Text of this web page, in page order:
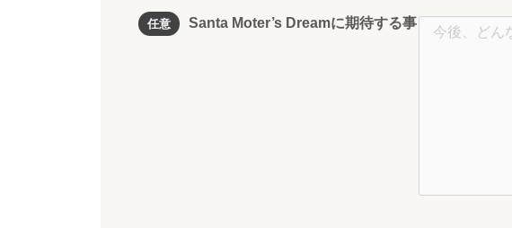
任意 Santa Moter’s Dreamに期待する事